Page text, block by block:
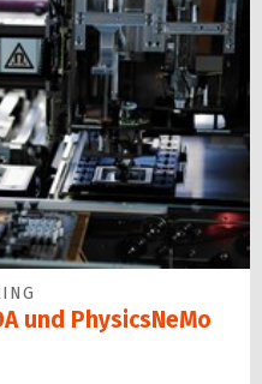
und PhysicsNeMo